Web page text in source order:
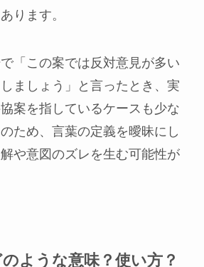
ります。
「この案では反対意見が多い
ましょう」と言ったとき、実
案を指しているケースも少な
ため、言葉の定義を曖昧にし
や意図のズレを生む可能性が
のような意味？使い方？